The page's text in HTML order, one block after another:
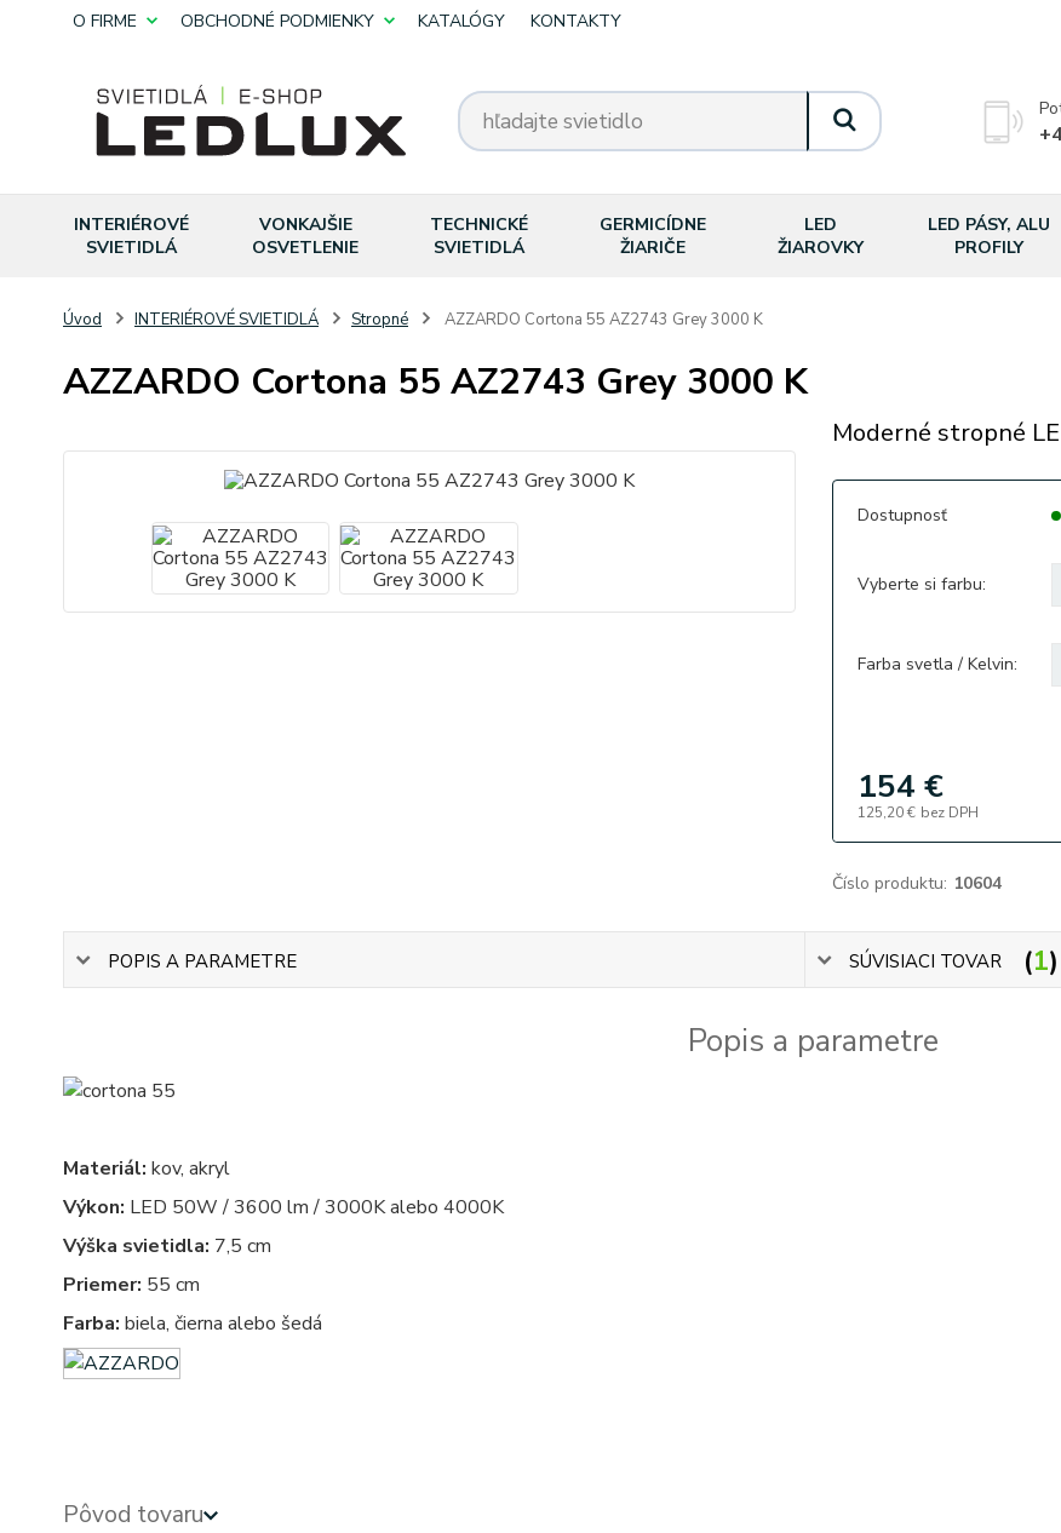
O FIRME OBCHODNÉ PODMIENKY KATALÓGY KONTAKTY
INTERIÉROVÉ
SVIETIDLÁ
VONKAJŠIE
OSVETLENIE
TECHNICKÉ
SVIETIDLÁ
GERMICÍDNE
ŽIARIČE
LED
ŽIAROVKY
LED PÁSY, ALU
PROFILY
Úvod INTERIÉROVÉ SVIETIDLÁ Stropné AZZARDO Cortona 55 AZ2743 Grey 3000 K
AZZARDO Cortona 55 AZ2743 Grey 3000 K
Moderné stropné
Dostupnosť
Vyberte si farbu:
Farba svetla / Kelvin:
154 €
125,20 € bez DPH
Číslo produktu: 10604
POPIS A PARAMETRE SÚVISIACI TOVAR 1
Popis a parametre
Materiál: kov, akryl
Výkon: LED 50W / 3600 lm / 3000K alebo 4000K
Výška svietidla: 7,5 cm
Priemer: 55 cm
Farba: biela, čierna alebo šedá
Pôvod tovaru